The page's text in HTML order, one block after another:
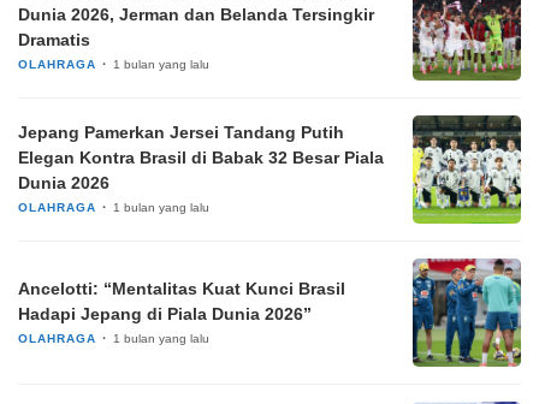
Dunia 2026, Jerman dan Belanda Tersingkir
Dramatis
OLAHRAGA 1 bulan yang lalu
Jepang Pamerkan Jersei Tandang Putih
Elegan Kontra Brasil di Babak 32 Besar Piala
Dunia 2026
OLAHRAGA 1 bulan yang lalu
Ancelotti: “Mentalitas Kuat Kunci Brasil
Hadapi Jepang di Piala Dunia 2026”
OLAHRAGA 1 bulan yang lalu